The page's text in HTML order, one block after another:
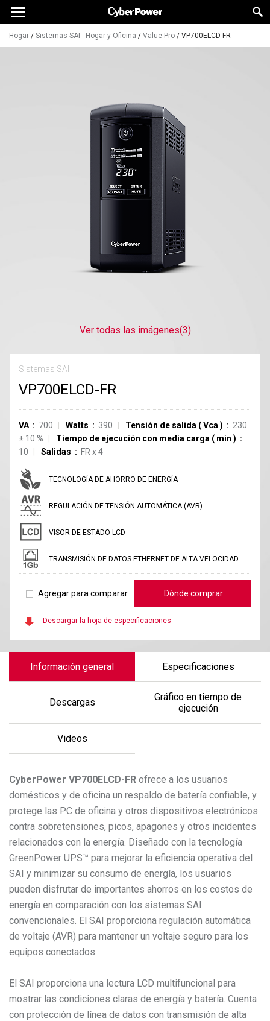
Hogar / Sistemas SAI - Hogar y Oficina / Value Pro / VP700ELCD-FR
Ver todas las imágenes(3)
Sistemas SAI
VP700ELCD-FR
VA 700 Watts 390 Tensión de salida (Vca )
230
± 10 % Tiempo de ejecución con media carga ( min )
10
Salidas FR x4
TECNOLOGÍA DE AHORRO DE ENERGÍA
REGULACIÓN DE TENSIÓN AUTOMÁTICA (AVR)
VISOR DE ESTADO LCD
TRANSMISIÓN DE DATOS ETHERNET DE ALTA VELOCIDAD
Agregar para comparar Dónde comprar
Descargar la hoja de especificaciones
Información general Especificaciones
Descargas
Gráfico en tiempo de
ejecución
Videos
CyberPower VP700ELCD-FR ofrece a los usuarios
domésticos y de oficina un respaldo de batería confiable, y
protege las PC de oficina y otros dispositivos electrónicos
contra sobretensiones, picos, apagones y otros incidentes
relacionados con la energía. Diseñado con la tecnología
GreenPower UPS™ para mejorar la eficiencia operativa del
SAI y minimizar su consumo de energía, los usuarios
pueden disfrutar de importantes ahorros en los costos de
energía en comparación con los sistemas SAI
convencionales. El SAI proporciona regulación automática
de voltaje (AVR) para mantener un voltaje seguro para los
equipos conectados.
El SAI proporciona una lectura LCD multifuncional para
mostrar las condiciones claras de energía y batería. Cuenta
con protección de línea de datos con transmisión de alta